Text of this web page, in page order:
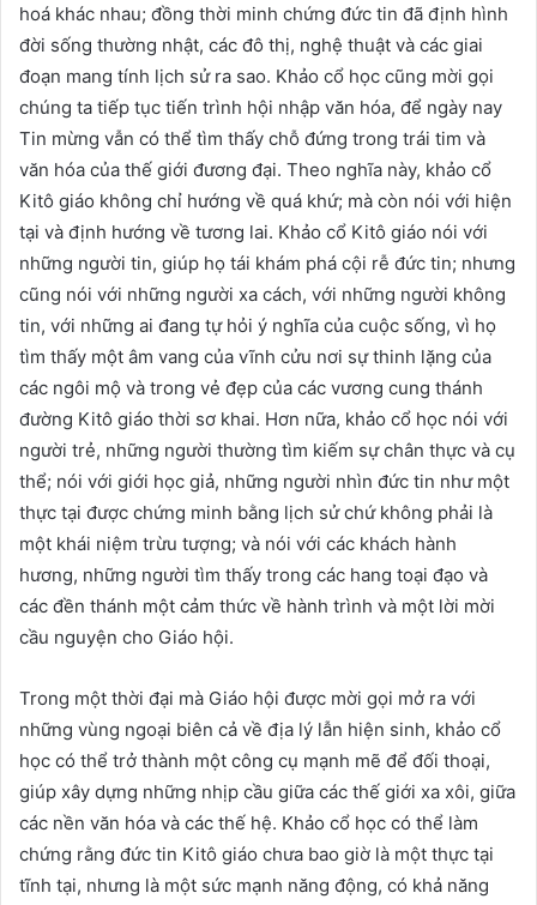
hoá khác nhau; đồng thời minh chứng đức tin đã định hình
đời sống thường nhật, các đô thị, nghệ thuật và các giai
đoạn mang tính lịch sử ra sao. Khảo cổ học cũng mời gọi
chúng ta tiếp tục tiến trình hội nhập văn hóa, để ngày nay
Tin mừng vẫn có thể tìm thấy chỗ đứng trong trái tim và
văn hóa của thế giới đương đại. Theo nghĩa này, khảo cổ
Kitô giáo không chỉ hướng về quá khứ; mà còn nói với hiện
tại và định hướng về tương lai. Khảo cổ Kitô giáo nói với
những người tin, giúp họ tái khám phá cội rễ đức tin; nhưng
cũng nói với những người xa cách, với những người không
tin, với những ai đang tự hỏi ý nghĩa của cuộc sống, vì họ
tìm thấy một âm vang của vĩnh cửu nơi sự thinh lặng của
các ngôi mộ và trong vẻ đẹp của các vương cung thánh
đường Kitô giáo thời sơ khai. Hơn nữa, khảo cổ học nói với
người trẻ, những người thường tìm kiếm sự chân thực và cụ
thể; nói với giới học giả, những người nhìn đức tin như một
thực tại được chứng minh bằng lịch sử chứ không phải là
một khái niệm trừu tượng; và nói với các khách hành
hương, những người tìm thấy trong các hang toại đạo và
các đền thánh một cảm thức về hành trình và một lời mời
cầu nguyện cho Giáo hội.
Trong một thời đại mà Giáo hội được mời gọi mở ra với
những vùng ngoại biên cả về địa lý lẫn hiện sinh, khảo cổ
học có thể trở thành một công cụ mạnh mẽ để đối thoại,
giúp xây dựng những nhịp cầu giữa các thế giới xa xôi, giữa
các nền văn hóa và các thế hệ. Khảo cổ học có thể làm
chứng rằng đức tin Kitô giáo chưa bao giờ là một thực tại
tĩnh tại, nhưng là một sức mạnh năng động, có khả năng